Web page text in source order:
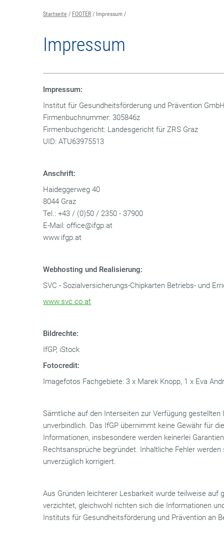
Startseite FOOTER Impressum
Impressum
Impressum:
Institut für Gesundheitsförderung und Prävention
Firmenbuchnummer: 305846z
Firmenbuchgericht: Landesgericht für ZRS Graz
UID: ATU63975513
Anschrift:
Haideggerweg 40
8044 Graz
Tel.: +43 / (0)50 / 2350 - 37900
E-Mail: office@ifgp.at
www.ifgp.at
Webhosting und Realisierung:
SVC - Sozialversicherungs-Chipkarten Betriebs- und
www.svc.co.at
Bildrechte:
IfGP, iStock
Fotocredit:
Imagefotos Fachgebiete: 3 x Marek Knopp, 1 x Eva
Sämtliche auf den Interseiten zur Verfügung gestellten
unverbindlich. Das IfGP übernimmt keine Gewähr für
Informationen, insbesondere werden keinerlei
Rechtsansprüche begründet. Inhaltliche Fehler
unverzüglich korrigiert.
Aus Gründen leichterer Lesbarkeit wurde teilweise auf
verzichtet, gleichwohl richten sich die Informationen
Instituts für Gesundheitsförderung und Prävention an